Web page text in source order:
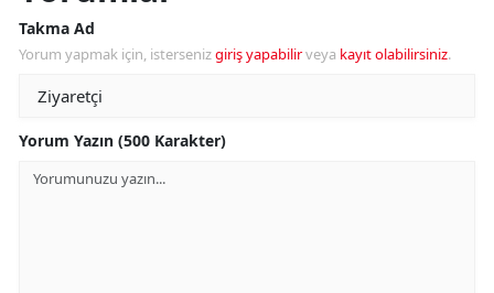
Takma Ad
Yorum yapmak için, istersenizgiriş yapabilirveya kayıt olabilirsiniz.
Yorum Yazın (500 Karakter)